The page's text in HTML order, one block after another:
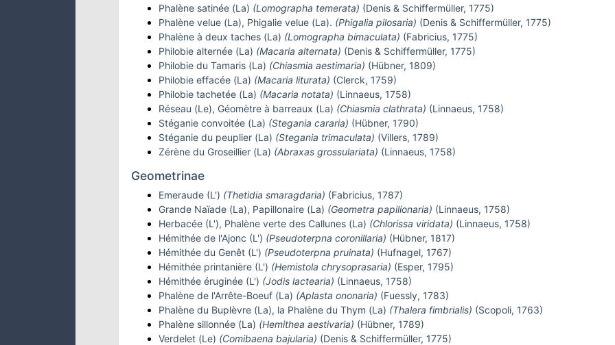
Phalène satinée (La) (Lomographa temerata) (Denis & Schiffermüller, 1775)
Phalène velue (La), Phigalie velue (La). (Phigalia pilosaria) (Denis & Schiffermüller, 1775)
Phalène à deux taches (La) (Lomographa bimaculata) (Fabricius, 1775)
Philobie alternée (La) (Macaria alternata) (Denis & Schiffermüller, 1775)
Philobie du Tamaris (La) (Chiasmia aestimaria) (Hübner, 1809)
Philobie effacée (La) (Macaria liturata) (Clerck, 1759)
Philobie tachetée (La) (Macaria notata) (Linnaeus, 1758)
Réseau (Le), Géomètre à barreaux (La) (Chiasmia clathrata) (Linnaeus, 1758)
Stéganie convoitée (La) (Stegania cararia) (Hübner, 1790)
Stéganie du peuplier (La) (Stegania trimaculata) (Villers, 1789)
Zérène du Groseillier (La) (Abraxas grossulariata) (Linnaeus, 1758)
Geometrinae
Emeraude (L') (Thetidia smaragdaria) (Fabricius, 1787)
Grande Naïade (La), Papillonaire (La) (Geometra papilionaria) (Linnaeus, 1758)
Herbacée (L'), Phalène verte des Callunes (La) (Chlorissa viridata) (Linnaeus, 1758)
Hémithée de l'Ajonc (L') (Pseudoterpna coronillaria) (Hübner, 1817)
Hémithée du Genêt (L') (Pseudoterpna pruinata) (Hufnagel, 1767)
Hémithée printanière (L') (Hemistola chrysoprasaria) (Esper, 1795)
Hémithée éruginée (L') (Jodis lactearia) (Linnaeus, 1758)
Phalène de l'Arrête-Boeuf (La) (Aplasta ononaria) (Fuessly, 1783)
Phalène du Buplèvre (La), la Phalène du Thym (La) (Thalera fimbrialis) (Scopoli, 1763)
Phalène sillonnée (La) (Hemithea aestivaria) (Hübner, 1789)
Verdelet (Le) (Comibaena bajularia) (Denis & Schiffermüller, 1775)